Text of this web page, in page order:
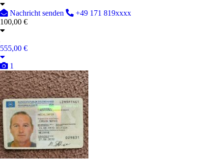
Nachricht senden
+49 171 819xxxx
100,00 €
555,00 €
1